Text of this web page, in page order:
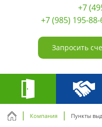
+7
+7 (985) 195-
Запросить
Компания Пункты